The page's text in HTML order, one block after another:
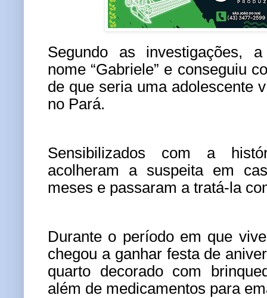
Segundo as investigações,
nome “Gabriele” e conseguiu
de que seria uma adolescente
no Pará.
Sensibilizados com a
acolheram a suspeita em
meses e passaram a tratá-la
Durante o período em que
chegou a ganhar festa de
quarto decorado com
além de medicamentos para